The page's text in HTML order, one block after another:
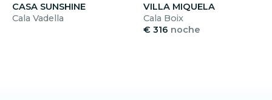
CASA SUNSHINE
Cala Vadella
VILLA MIQUELA
Cala Boix
€ 316 noche